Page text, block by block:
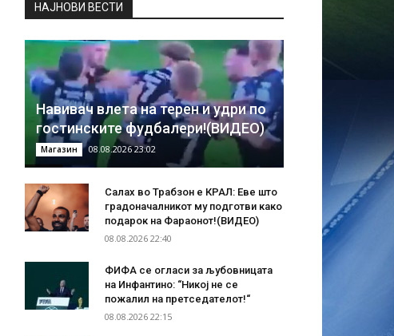
НAЈНОВИ ВЕСТИ
Навивач влета на терен и удри по
гостинските фудбалери!(ВИДЕО)
Магазин 08.08.2026 23:02
Салах во Трабзон е КРАЛ: Еве што
градоначалникот му подготви како
подарок на Фараонот!(ВИДЕО)
08.08.2026 22:40
ФИФА се огласи за љубовницата
на Инфантино: “Никој не се
пожалил на претседателот!“
08.08.2026 22:15